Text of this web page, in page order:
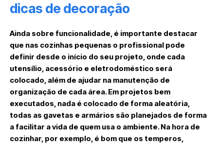
dicas de decoração
Ainda sobre funcionalidade, é importante destacar
que nas cozinhas pequenas o profissional pode
definir desde o início do seu projeto, onde cada
utensílio, acessório e eletrodoméstico será
colocado, além de ajudar na manutenção de
organização de cada área. Em projetos bem
executados, nada é colocado de forma aleatória,
todas as gavetas e armários são planejados de forma
a facilitar a vida de quem usa o ambiente. Na hora de
cozinhar, por exemplo, é bom que os temperos,